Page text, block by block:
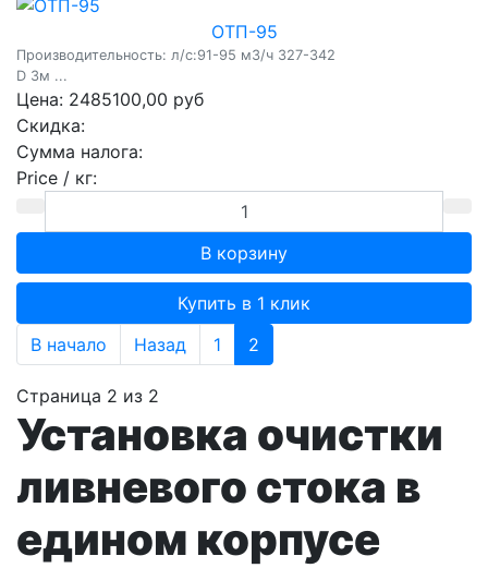
ОТП-95
Производительность: л/c:91-95 м3/ч 327-342
D 3м ...
Цена: 2485100,00 руб
Скидка:
Сумма налога:
Price / кг:
Купить в 1 клик
В начало
Назад 1 2
Страница 2 из 2
Установка очистки
ливневого стока в
едином корпусе